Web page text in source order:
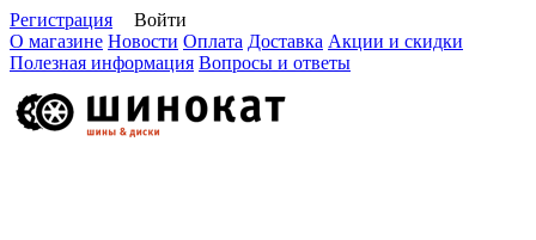
Регистрация
Войти
О магазине Новости Оплата Доставка Акции и скидки
Полезная информация Вопросы и ответы